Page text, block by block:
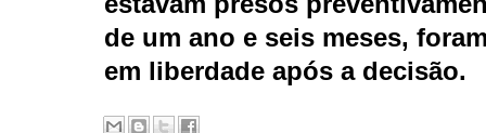
de um ano e seis meses,
em liberdade após a decisão.